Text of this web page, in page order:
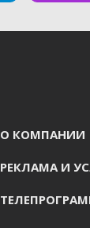
О КОМПАНИИ
РЕКЛАМА И